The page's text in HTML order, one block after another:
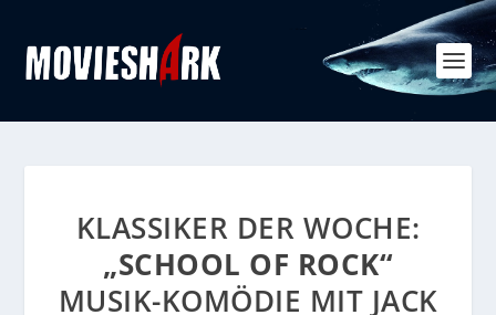
KLASSIKER DER WOCHE:
„SCHOOL OF ROCK“
MUSIK-KOMÖDIE MIT JACK